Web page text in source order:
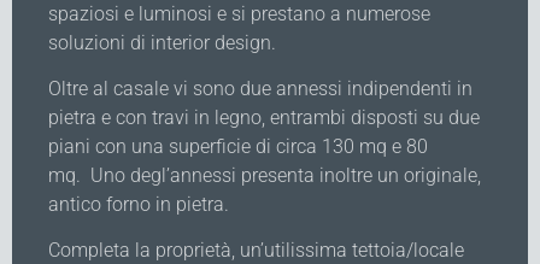
spaziosi e luminosi e si prestano a numerose
soluzioni di interior design.
Oltre al casale vi sono due annessi indipendenti in
pietra e con travi in legno, entrambi disposti su due
piani con una superficie di circa 130 mq e 80
mq. Uno degl’annessi presenta inoltre un originale,
antico forno in pietra.
Completa la proprietà, un’utilissima tettoia/locale